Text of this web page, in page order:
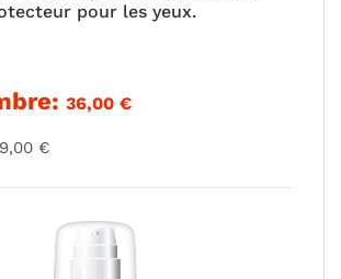
pour les yeux.
36,00 €
€
40,00 €